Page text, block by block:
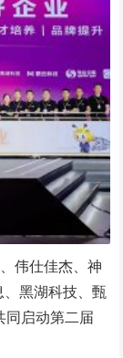
伟仕佳杰、神
黑湖科技、甄
同启动第二届